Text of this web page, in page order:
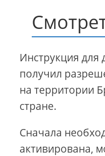
Инструкция для
получил
на территории
стране.
Сначала
активирована,